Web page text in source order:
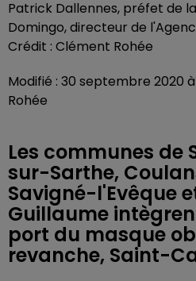
Patrick Dallennes, préfet de
Domingo, directeur de
Crédit : Clément Rohée
Modifié : 30 septembre 2020
Rohée
Les communes
sur-Sarthe,
Savigné-l'Evêque
Guillaume
port du masque
revanche, Saint-